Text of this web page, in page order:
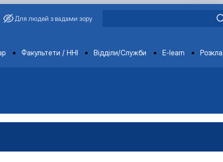
Для людей з вадами зору
Факультети / ННІ Відділи/Служби E-learn